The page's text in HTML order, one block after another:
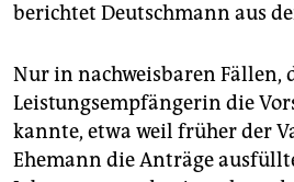
berichtet Deutschmann aus
Nur in nachweisbaren Fällen,
Leistungsempfängerin die
kannte, etwa weil früher der
Ehemann die Anträge